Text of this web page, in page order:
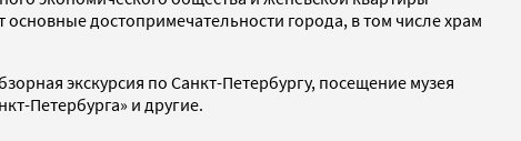
достопримечательности города, в том числе храм
экскурсия по Санкт-Петербургу, посещение музея
Петербурга» и другие.